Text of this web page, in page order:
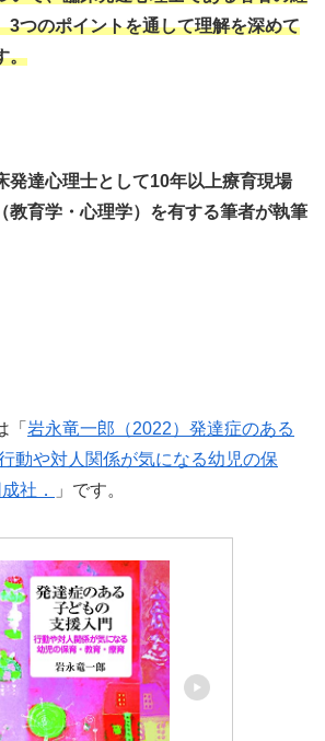
3つのポイントを通して理解を深めて
。
達心理士として10年以上療育現場
教育学・心理学）を有する筆者が執筆
「 岩永竜一郎（2022）発達症のある
動や対人関係が気になる幼児の保
社．
」です。